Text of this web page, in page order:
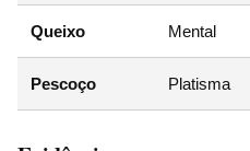
Queixo Mental
Pescoço Platisma